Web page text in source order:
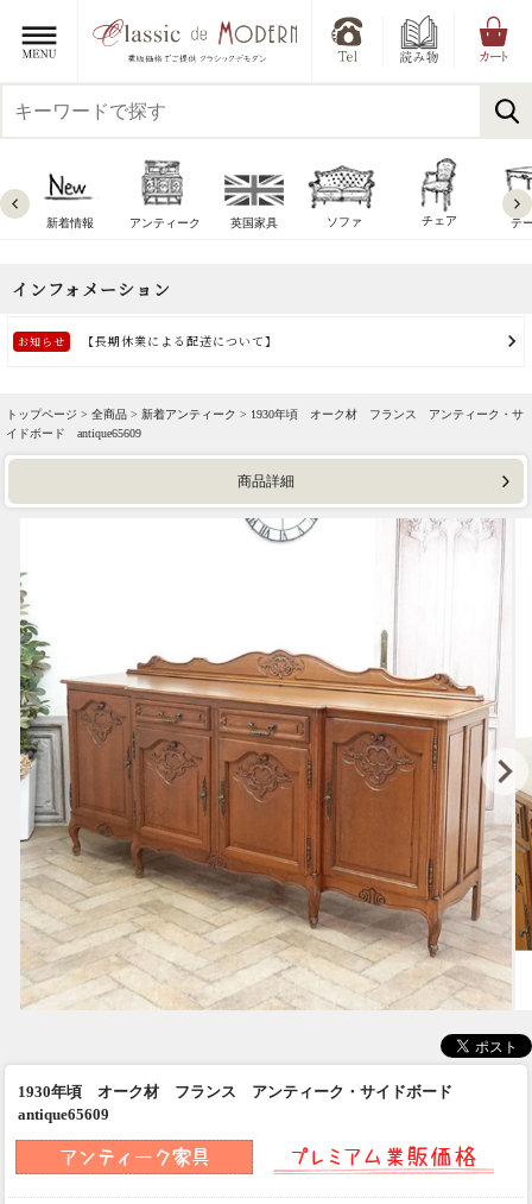
新着情報 アンティーク 英国家具 ソファ チェア テ
トップページ > 全商品 > 新着アンティーク > 1930年頃 オーク材 フランス アンティーク・サ
イドボード antique65609
商品詳細
1930年頃 オーク材 フランス アンティーク・サイドボード
antique65609